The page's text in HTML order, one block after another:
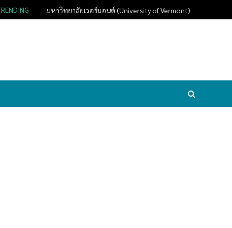
มหาวิทยาลัยเวอร์มอนต์ (University of Vermont)